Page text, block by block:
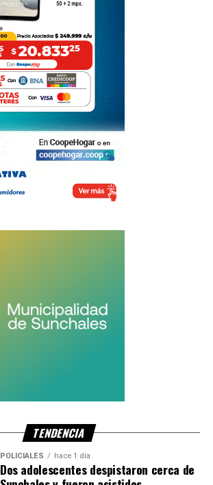
TENDENCIA
POLICIALES hace 1 día
Dos adolescentes despistaron cerca de